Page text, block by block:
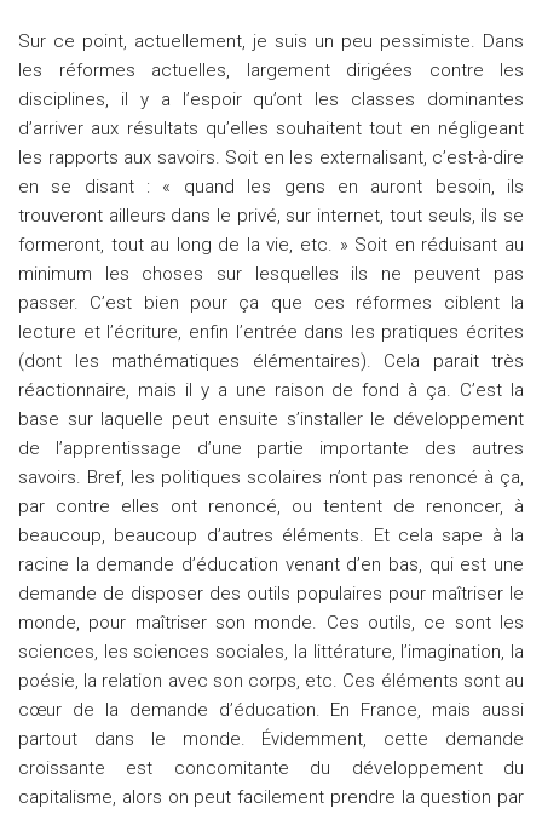
Sur ce point, actuellement, je suis un peu pessimiste. Dans
les réformes actuelles, largement dirigées contre les
disciplines, il y a l’espoir qu’ont les classes dominantes
d’arriver aux résultats qu’elles souhaitent tout en négligeant
les rapports aux savoirs. Soit en les externalisant, c’est-à-dire
en se disant : « quand les gens en auront besoin, ils
trouveront ailleurs dans le privé, sur internet, tout seuls, ils se
formeront, tout au long de la vie, etc. » Soit en réduisant au
minimum les choses sur lesquelles ils ne peuvent pas
passer. C’est bien pour ça que ces réformes ciblent la
lecture et l’écriture, enfin l’entrée dans les pratiques écrites
(dont les mathématiques élémentaires). Cela parait très
réactionnaire, mais il y a une raison de fond à ça. C’est la
base sur laquelle peut ensuite s’installer le développement
de l’apprentissage d’une partie importante des autres
savoirs. Bref, les politiques scolaires n’ont pas renoncé à ça,
par contre elles ont renoncé, ou tentent de renoncer, à
beaucoup, beaucoup d’autres éléments. Et cela sape à la
racine la demande d’éducation venant d’en bas, qui est une
demande de disposer des outils populaires pour maîtriser le
monde, pour maîtriser son monde. Ces outils, ce sont les
sciences, les sciences sociales, la littérature, l’imagination, la
poésie, la relation avec son corps, etc. Ces éléments sont au
cœur de la demande d’éducation. En France, mais aussi
partout dans le monde. Évidemment, cette demande
croissante est concomitante du développement du
capitalisme, alors on peut facilement prendre la question par